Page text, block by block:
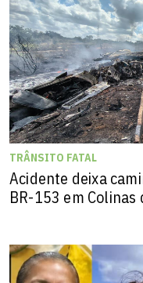
TRÂNSITO FATAL
Acidente deixa
BR-153 em Colinas